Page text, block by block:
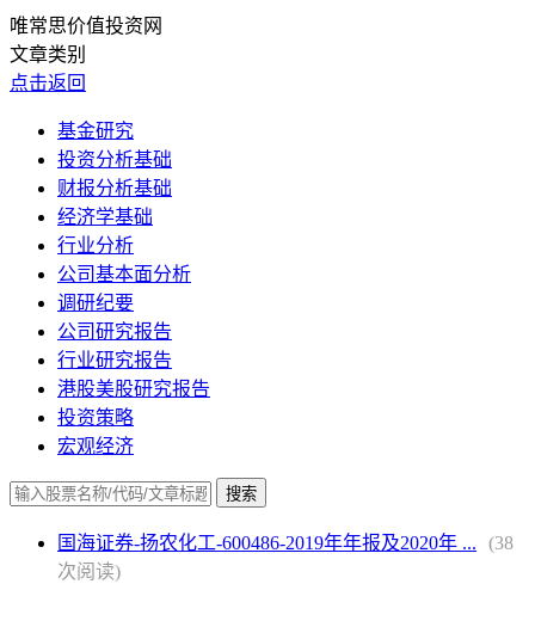
唯常思价值投资网
文章类别
点击返回
基金研究
投资分析基础
财报分析基础
经济学基础
行业分析
公司基本面分析
调研纪要
公司研究报告
行业研究报告
港股美股研究报告
投资策略
宏观经济
国海证券-扬农化工-600486-2019年年报及2020年 ...
(38
次阅读)